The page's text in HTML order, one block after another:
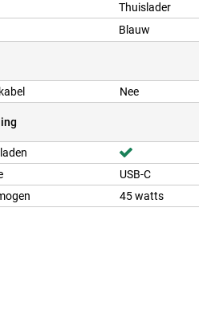
Thuislader
Blauw
Nee
USB-C
45 watts